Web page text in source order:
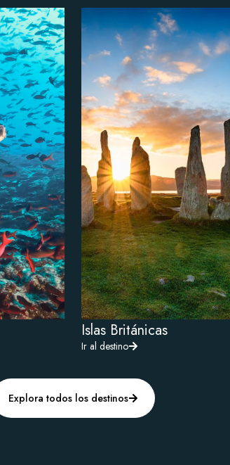
Islas Británicas
Ir al destino
Explora todos los destinos